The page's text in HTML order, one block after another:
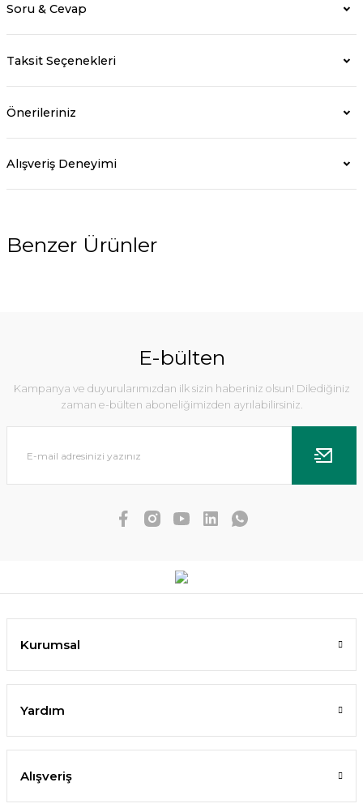
Soru & Cevap
Taksit Seçenekleri
Önerileriniz
Alışveriş Deneyimi
Benzer Ürünler
%10
E-bülten
Kampanya ve duyurularımızdan ilk sizin haberiniz olsun! Dilediğiniz
zaman e-bülten aboneliğimizden ayrılabilirsiniz.
Kurumsal
Yardım
Alışveriş